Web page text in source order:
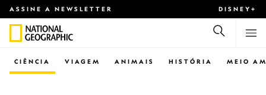
ASSINE A NEWSLETTER DISNEY+
CIÊNCIA VIAGEM ANIMAIS HISTÓRIA MEIO